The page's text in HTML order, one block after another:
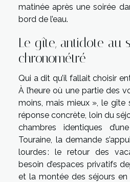
matinée après une soirée
bord de l’eau.
Le gîte, antidote au
chronométré
Qui a dit qu’il fallait choisir
À l’heure où une partie des
moins, mais mieux », le gîte
réponse concrète, loin du
chambres identiques
Touraine, la demande
lourdes : le retour des
besoin d’espaces privatifs
et la montée des séjours en